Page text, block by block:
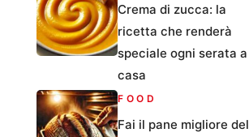
Crema di zucca: la
ricetta che renderà
speciale ogni serata a
casa
FOOD
Fai il pane migliore del